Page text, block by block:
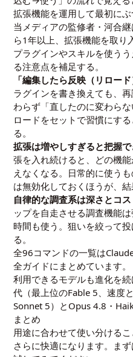
拡張機能を運用して最初に
当メディアの監修者・河合
ら1年以上、拡張機能を取り
プラグインやスキルを使う
る注意点を補足する。
「編集したら反映（リロー
ラグインを書き換えても、
わらず「直したのに変わら
ロードをセットで習慣にす
る。
拡張は増やしすぎると把握
張を入れ続けると、どの機
えなくなる。日常的に使う
は無効化しておくほうが、結
自律的な調査系は深さとコ
ップを自走させる調査機能
時間も使う。狙いを絞って
る。
全96コマンドの一覧は
全ガイドにまとめています。
利用できるモデルも進化を
代（最上位のFable 5、速度
Sonnet 5）とOpus 4.8・
まとめ
用途に合わせて使い分ける
さらに快適になります。ま